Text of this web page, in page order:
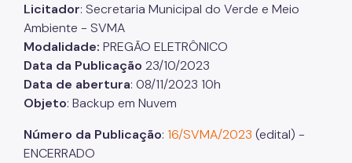
Licitador: Secretaria Municipal do Verde e Meio
Ambiente - SVMA
Modalidade: PREGÃO ELETRÔNICO
Data da Publicação 23/10/2023
Data de abertura: 08/11/2023 10h
Objeto: Backup em Nuvem
Número da Publicação: 16/SVMA/2023 (edital) -
ENCERRADO